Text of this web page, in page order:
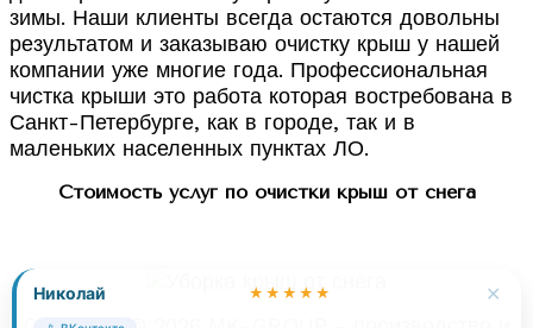
Николай ★★★★★ ✕
зимы. Наши клиенты всегда остаются довольны
результатом и заказываю очистку крыш у нашей
компании уже многие года. Профессиональная
чистка крыши это работа которая востребована в
Санкт-Петербурге, как в городе, так и в
маленьких населенных пунктах ЛО.
Стоимость услуг по очистки крыш от снега